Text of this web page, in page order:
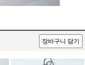
장바구니 담기